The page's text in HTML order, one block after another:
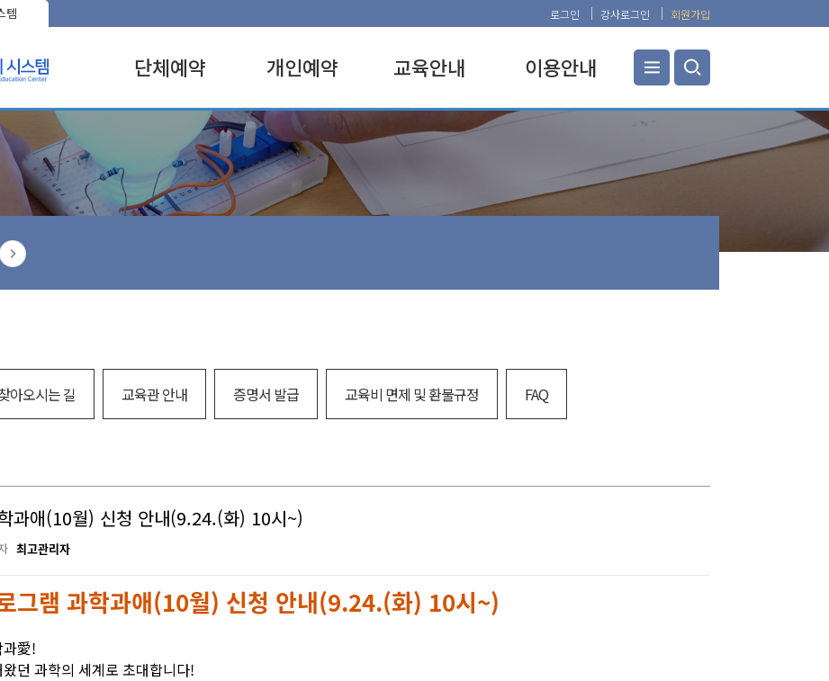
템 로그인 강사로그인 회원가입
단체예약
중
고
개인예약
유아
초
교육안내
전체교육안내
주제탐구과정
창작탐구과정
과학나눔과정
이용안내
교육관 안내
아오시는 길 교육관 안내 증명서 발급 교육비 면제 및 환불규정 FAQ
과애(10월) 신청 안내(9.24.(화) 10시~)
최고관리자
그램 과학과애(10월) 신청 안내(9.24.(화) 10시~)
과愛!
던 과학의 세계로 초대합니다!